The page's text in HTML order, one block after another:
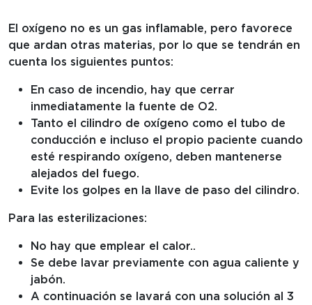
El oxígeno no es un gas inflamable, pero favorece
que ardan otras materias, por lo que se tendrán en
cuenta los siguientes puntos:
En caso de incendio, hay que cerrar
inmediatamente la fuente de O2.
Tanto el cilindro de oxígeno como el tubo de
conducción e incluso el propio paciente cuando
esté respirando oxígeno, deben mantenerse
alejados del fuego.
Evite los golpes en la llave de paso del cilindro.
Para las esterilizaciones:
No hay que emplear el calor..
Se debe lavar previamente con agua caliente y
jabón.
A continuación se lavará con una solución al 3